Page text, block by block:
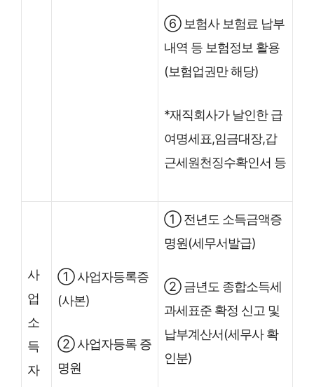
⑥ 보험사 보험료 납부
내역 등 보험정보 활용
(보험업권만 해당)
*재직회사가 날인한 급
여명세표,임금대장,갑
근세원천징수확인서 등
사
업
소
득
자
① 사업자등록증
(사본)
② 사업자등록 증
명원
① 전년도 소득금액증
명원(세무서발급)
② 금년도 종합소득세
과세표준 확정 신고 및
납부계산서(세무사 확
인분)